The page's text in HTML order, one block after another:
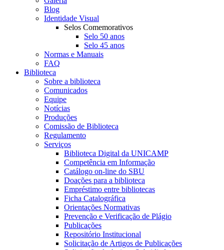
Blog
Identidade Visual
Selos Comemorativos
Selo 50 anos
Selo 45 anos
Normas e Manuais
FAQ
Biblioteca
Sobre a biblioteca
Comunicados
Equipe
Notícias
Produções
Comissão de Biblioteca
Regulamento
Serviços
Biblioteca Digital da UNICAMP
Competência em Informação
Catálogo on-line do SBU
Doações para a biblioteca
Empréstimo entre bibliotecas
Ficha Catalográfica
Orientações Normativas
Prevenção e Verificação de Plágio
Publicações
Repositório Institucional
Solicitação de Artigos de Publicações